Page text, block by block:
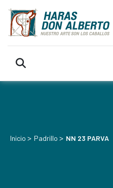
Inicio > Padrillo > NN 23 PARVA